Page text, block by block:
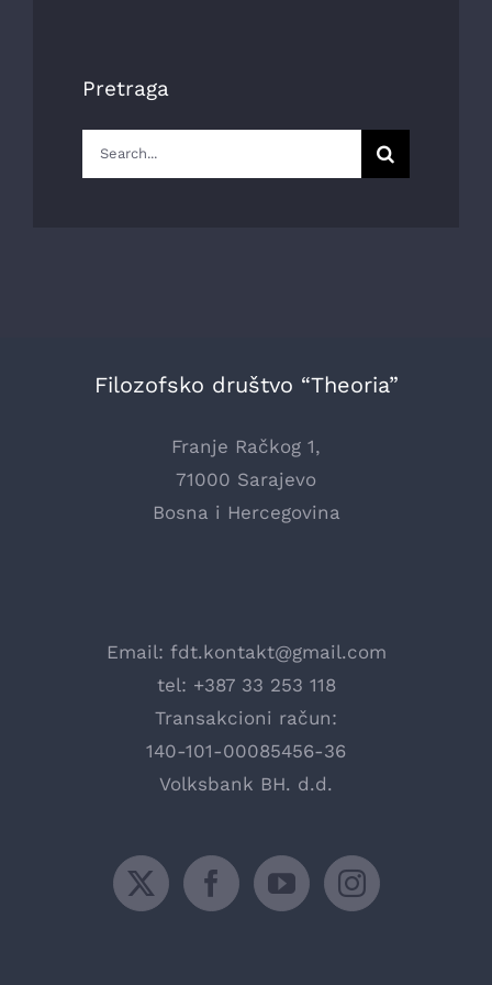
Pretraga
Search
for:
Filozofsko društvo “Theoria”
Franje Račkog 1,
71000 Sarajevo
Bosna i Hercegovina
Email: fdt.kontakt@gmail.com
tel: +387 33 253 118
Transakcioni račun:
140-101-00085456-36
Volksbank BH. d.d.